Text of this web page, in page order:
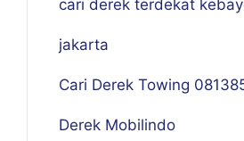
cari derek terdekat
jakarta
Cari Derek Towing
Derek Mobilindo